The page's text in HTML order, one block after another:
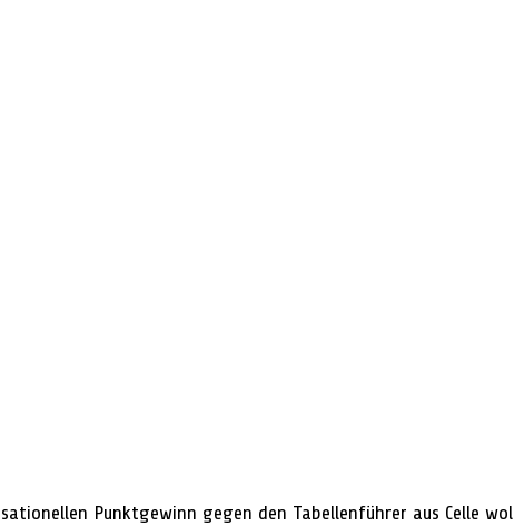
Punktgewinn gegen den Tabellenführer aus Celle